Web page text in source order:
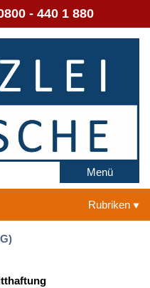
- 440 1 880
Menü
Rubriken